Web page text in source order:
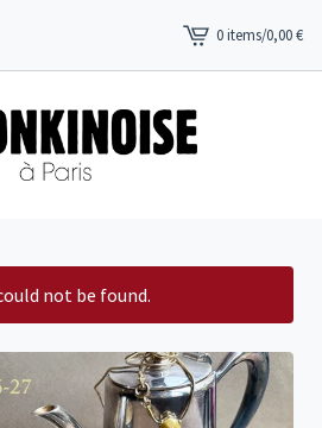
View
cart
0 items/0,00€
not be found.